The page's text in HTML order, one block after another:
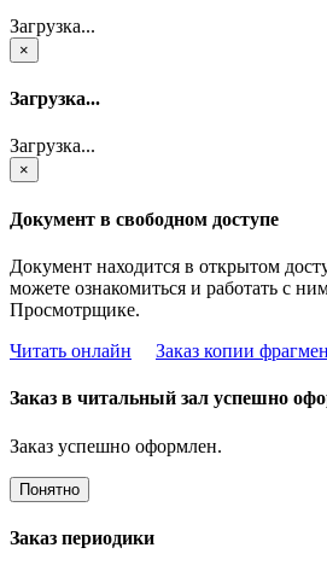
Загрузка...
×
Загрузка...
Загрузка...
×
Документ в свободном доступе
Документ находится в открытом
можете ознакомиться и работать с
Просмотрщике.
Читать онлайн
Заказ копии
Заказ в читальный зал успешно
Заказ успешно оформлен.
Понятно
Заказ периодики